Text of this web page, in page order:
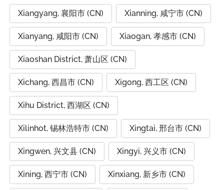
Xiangyang, 襄阳市 (CN) Xianning, 咸宁市 (CN)
Xianyang, 咸阳市 (CN) Xiaogan, 孝感市 (CN)
Xiaoshan District, 萧山区 (CN)
Xichang, 西昌市 (CN) Xigong, 西工区 (CN)
Xihu District, 西湖区 (CN)
Xilinhot, 锡林浩特市 (CN) Xingtai, 邢台市 (CN)
Xingwen, 兴文县 (CN) Xingyi, 兴义市 (CN)
Xining, 西宁市 (CN) Xinxiang, 新乡市 (CN)